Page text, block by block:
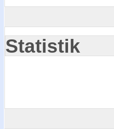
Statistik